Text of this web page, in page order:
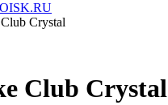
Crystal
Club Crystal